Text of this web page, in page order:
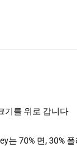
기를 위로 갑니다
는 70% 면, 30%